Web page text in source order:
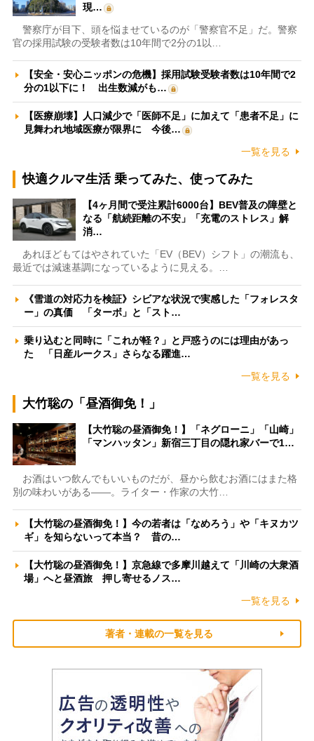
現…
警察庁が目下、頭を悩ませているのが「警察官不足」だ。警察
官の採用試験の受験者数は10年間で2分の1以…
【安全・安心ニッポンの危機】採用試験受験者数は10年間で2
分の1以下に！ 出生数減がも…
【医療崩壊】人口減少で「医師不足」に加えて「患者不足」に
見舞われ地域医療が限界に 今後…
一覧を見る
快適クルマ生活 乗ってみた、使ってみた
【4ヶ月間で受注累計6000台】BEV普及の障壁と
なる「航続距離の不安」「充電のストレス」解
消…
あれほどもてはやされていた「EV（BEV）シフト」の潮流も、
最近では減速基調になっているように見える。…
《雪道の対応力を検証》シビアな状況で実感した「フォレスタ
ー」の真価 「ターボ」と「スト…
乗り込むと同時に「これが軽？」と戸惑うのには理由があっ
た 「日産ルークス」さらなる躍進…
一覧を見る
大竹聡の「昼酒御免！」
【大竹聡の昼酒御免！】「ネグローニ」「山崎」
「マンハッタン」新宿三丁目の隠れ家バーで1…
お酒はいつ飲んでもいいものだが、昼から飲むお酒にはまた格
別の味わいがある――。ライター・作家の大竹…
【大竹聡の昼酒御免！】今の若者は「なめろう」や「キヌカツ
ギ」を知らないって本当？ 昔の…
【大竹聡の昼酒御免！】京急線で多摩川越えて「川崎の大衆酒
場」へと昼酒旅 押し寄せるノス…
一覧を見る
著者・連載の一覧を見る